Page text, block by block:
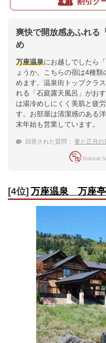
爽快で開放感あふれる
め
万座温泉にお越しでしたら
ょうか。こちらの宿は4種
めます。温泉街トップクラ
れる「石庭露天風呂」がお
は湯冷めしにくく美肌と疲
す。お部屋は清潔感のある
末年始も営業しています。
回答された質問： 妻と正月の
Natural
[4位] 万座温泉 万座亭